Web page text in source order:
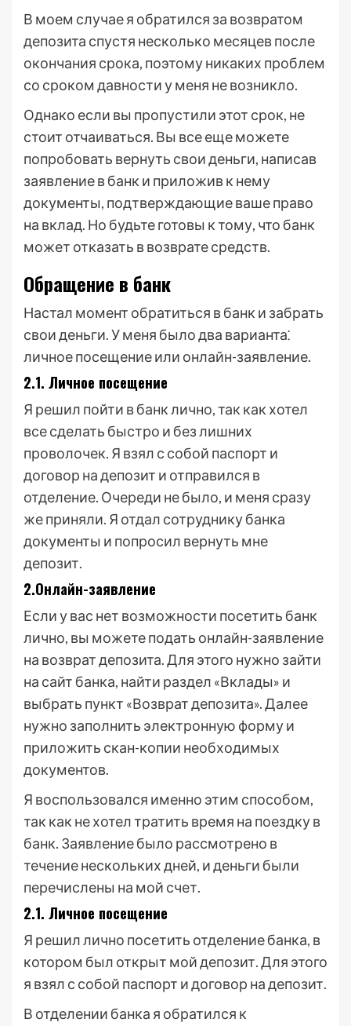
В моем случае я обратился за возвратом
депозита спустя несколько месяцев после
окончания срока, поэтому никаких проблем
со сроком давности у меня не возникло.
Однако если вы пропустили этот срок, не
стоит отчаиваться. Вы все еще можете
попробовать вернуть свои деньги, написав
заявление в банк и приложив к нему
документы, подтверждающие ваше право
на вклад. Но будьте готовы к тому, что банк
может отказать в возврате средств.
Обращение в банк
Настал момент обратиться в банк и забрать
свои деньги. У меня было два варианта⁚
личное посещение или онлайн-заявление.
2.1. Личное посещение
Я решил пойти в банк лично, так как хотел
все сделать быстро и без лишних
проволочек. Я взял с собой паспорт и
договор на депозит и отправился в
отделение. Очереди не было, и меня сразу
же приняли. Я отдал сотруднику банка
документы и попросил вернуть мне
депозит.
2.Онлайн-заявление
Если у вас нет возможности посетить банк
лично, вы можете подать онлайн-заявление
на возврат депозита. Для этого нужно зайти
на сайт банка, найти раздел «Вклады» и
выбрать пункт «Возврат депозита». Далее
нужно заполнить электронную форму и
приложить скан-копии необходимых
документов.
Я воспользовался именно этим способом,
так как не хотел тратить время на поездку в
банк. Заявление было рассмотрено в
течение нескольких дней, и деньги были
перечислены на мой счет.
2.1. Личное посещение
Я решил лично посетить отделение банка, в
котором был открыт мой депозит. Для этого
я взял с собой паспорт и договор на депозит.
В отделении банка я обратился к